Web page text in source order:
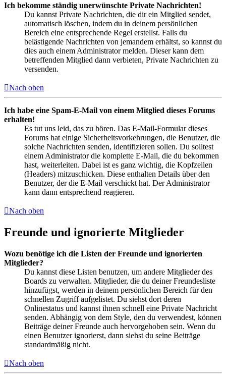
Ich bekomme ständig unerwünschte Private Nachrichten!
Du kannst Private Nachrichten, die dir ein Mitglied sendet,
automatisch löschen, indem du in deinem persönlichen
Bereich eine entsprechende Regel erstellst. Falls du
belästigende Nachrichten von jemandem erhältst, so kannst du
dies auch einem Administrator melden. Dieser kann dem
betreffenden Mitglied dann verbieten, Private Nachrichten zu
versenden.
Nach oben
Ich habe eine Spam-E-Mail von einem Mitglied dieses Forums
erhalten!
Es tut uns leid, das zu hören. Das E-Mail-Formular dieses
Forums hat einige Sicherheitsvorkehrungen, die Benutzer, die
solche Nachrichten senden, identifizieren sollen. Du solltest
einem Administrator die komplette E-Mail, die du bekommen
hast, weiterleiten. Dabei ist es ganz wichtig, die Kopfzeilen
(Headers) mitzuschicken. Diese enthalten Details über den
Benutzer, der die E-Mail verschickt hat. Der Administrator
kann dann entsprechend reagieren.
Nach oben
Freunde und ignorierte Mitglieder
Wozu benötige ich die Listen der Freunde und ignorierten
Mitglieder?
Du kannst diese Listen benutzen, um andere Mitglieder des
Boards zu verwalten. Mitglieder, die du deiner Freundesliste
hinzufügst, werden in deinem persönlichen Bereich für den
schnellen Zugriff aufgelistet. Du siehst dort deren
Onlinestatus und kannst ihnen schnell eine Private Nachricht
senden. Abhängig von dem Style, den du verwendest, können
Beiträge deiner Freunde auch hervorgehoben sein. Wenn du
einen Benutzer ignorierst, dann siehst du seine Beiträge
standardmäßig nicht.
Nach oben